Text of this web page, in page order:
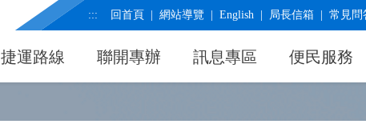
::: 回首頁 網站導覽 English 局長信箱 常見問
捷運路線 聯開專辦 訊息專區 便民服務